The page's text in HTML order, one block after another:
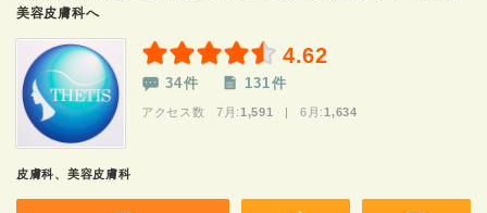
美容皮膚科へ
4.62
34件 131件
アクセス数 7月: 1,591 | 6月: 1,634
皮膚科、美容皮膚科